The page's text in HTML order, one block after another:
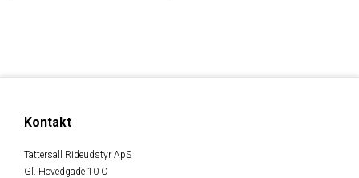
Kontakt
Tattersall Rideudstyr ApS
Gl. Hovedgade 10 C